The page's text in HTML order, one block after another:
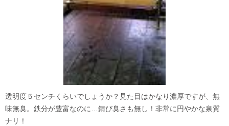
透明度５センチくらいでしょうか？見た目はかなり濃厚ですが、無
味無臭。鉄分が豊富なのに…錆び臭さも無し！非常に円やかな泉質
ナリ！